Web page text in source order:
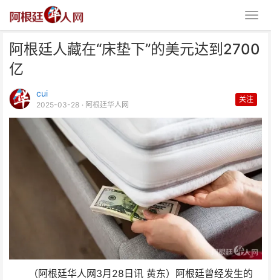
阿根廷人藏在“床垫下”的美元达到2700
亿
cui
2025-03-28 · 阿根廷华人网
关注
（阿根廷华人网3月28日讯 黄东）阿根廷曾经发生的
阿根廷人藏在“床垫下”的美元达到
2700亿